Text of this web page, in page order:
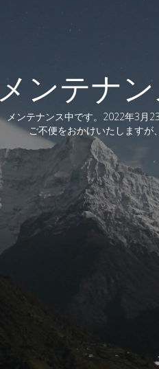
ンテナン
メンテナンス中です。2022年3月
ご不便をおかけいたしますが